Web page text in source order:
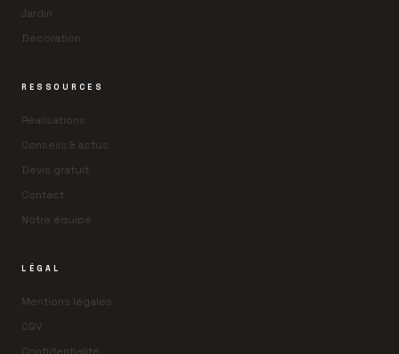
Jardin
Décoration
RESSOURCES
Réalisations
Conseils & actus
Devis gratuit
Contact
Notre équipe
LÉGAL
Mentions légales
CGV
Confidentialité